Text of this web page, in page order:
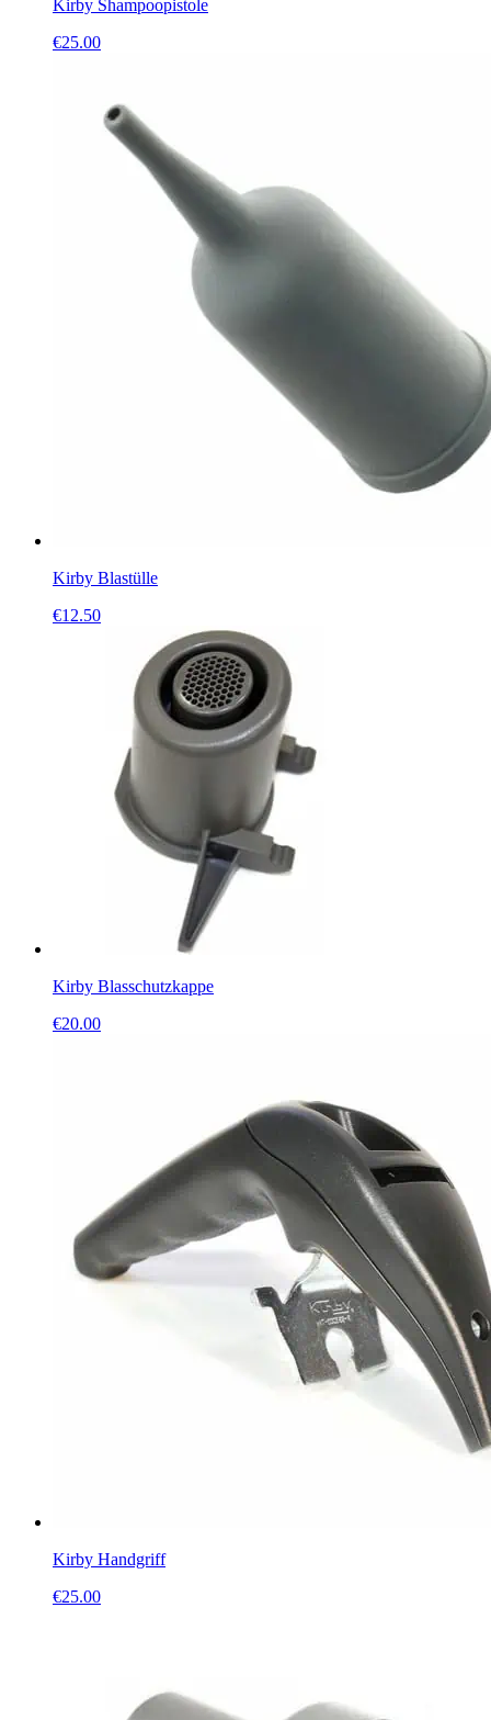
Kirby Shampoopistole
€25.00
Kirby Blastülle
€12.50
Kirby Blasschutzkappe
€20.00
Kirby Handgriff
€25.00